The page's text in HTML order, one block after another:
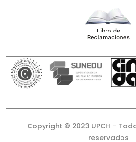
Copyright © 2023 UPCH –
reservados